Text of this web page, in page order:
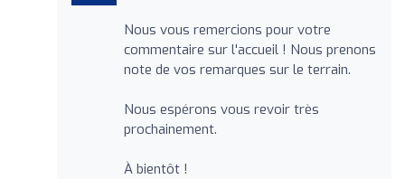
Nous vous remercions pour votre
commentaire sur l'accueil ! Nous prenons
note de vos remarques sur le terrain.
Nous espérons vous revoir très
prochainement.
À bientôt !